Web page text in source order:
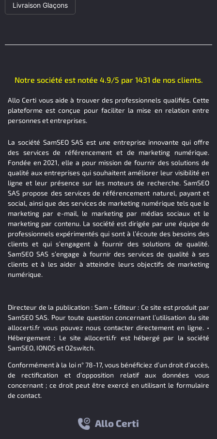
Livraison Glaçons
Notre société est notée 4.9/5 par 1431 de nos clients.
Allo Certi vous aide à trouver des professionnels qualifiés. Cette
plateforme est conçue pour faciliter la mise en relation entre
personnes et entreprises.
La société SamSEO SAS est une entreprise innovante qui offre
des services de référencement et de marketing numérique.
Fondée en 2021, elle a pour mission de fournir des solutions de
qualité aux entreprises qui souhaitent améliorer leur visibilité en
ligne et leur présence sur les moteurs de recherche. SamSEO
SAS propose des services de référencement naturel, payant et
social, ainsi que des services de marketing numérique tels que le
marketing par e-mail, le marketing par médias sociaux et le
marketing par contenu. La société est dirigée par une équipe de
professionnels expérimentés qui sont à l’écoute des besoins des
clients et qui s’engagent à fournir des solutions de qualité.
SamSEO SAS s’engage à fournir des services de qualité à ses
clients et à les aider à atteindre leurs objectifs de marketing
numérique.
Directeur de la publication : Sam • Editeur : Ce site est produit par
SamSEO SAS. Pour toute question concernant l’utilisation du site
allocerti.fr vous pouvez nous contacter directement en ligne. •
Hébergement : Le site allocerti.fr est hébergé par la société
SamSEO, IONOS et O2switch.
Conformément à la loi n° 78-17, vous bénéficiez d’un droit d’accès,
de rectification et d’opposition relatif aux données vous
concernant ; ce droit peut être exercé en utilisant le formulaire
de contact.
Allo Certi